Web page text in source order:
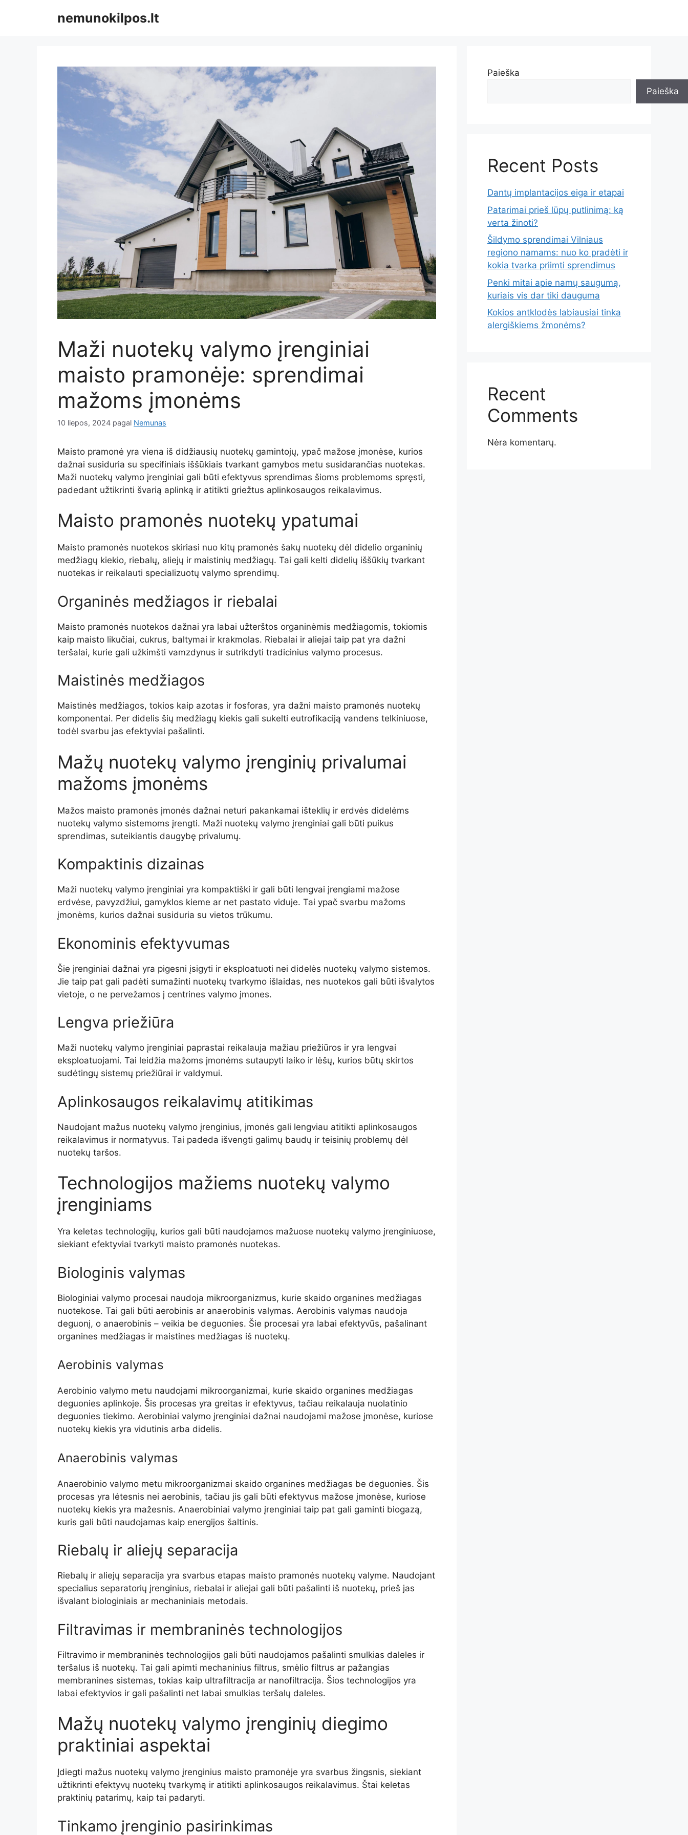
nemunokilpos.lt
Maži nuotekų valymo įrenginiai
maisto pramonėje: sprendimai
mažoms įmonėms
10 liepos, 2024 pagal Nemunas
Maisto pramonė yra viena iš didžiausių nuotekų gamintojų, ypač mažose įmonėse, kurios
dažnai susiduria su specifiniais iššūkiais tvarkant gamybos metu susidarančias nuotekas.
Maži nuotekų valymo įrenginiai gali būti efektyvus sprendimas šioms problemoms spręsti,
padedant užtikrinti švarią aplinką ir atitikti griežtus aplinkosaugos reikalavimus.
Maisto pramonės nuotekų ypatumai
Maisto pramonės nuotekos skiriasi nuo kitų pramonės šakų nuotekų dėl didelio organinių
medžiagų kiekio, riebalų, aliejų ir maistinių medžiagų. Tai gali kelti didelių iššūkių tvarkant
nuotekas ir reikalauti specializuotų valymo sprendimų.
Organinės medžiagos ir riebalai
Maisto pramonės nuotekos dažnai yra labai užterštos organinėmis medžiagomis, tokiomis
kaip maisto likučiai, cukrus, baltymai ir krakmolas. Riebalai ir aliejai taip pat yra dažni
teršalai, kurie gali užkimšti vamzdynus ir sutrikdyti tradicinius valymo procesus.
Maistinės medžiagos
Maistinės medžiagos, tokios kaip azotas ir fosforas, yra dažni maisto pramonės nuotekų
komponentai. Per didelis šių medžiagų kiekis gali sukelti eutrofikaciją vandens telkiniuose,
todėl svarbu jas efektyviai pašalinti.
Mažų nuotekų valymo įrenginių privalumai
mažoms įmonėms
Mažos maisto pramonės įmonės dažnai neturi pakankamai išteklių ir erdvės didelėms
nuotekų valymo sistemoms įrengti. Maži nuotekų valymo įrenginiai gali būti puikus
sprendimas, suteikiantis daugybę privalumų.
Kompaktinis dizainas
Maži nuotekų valymo įrenginiai yra kompaktiški ir gali būti lengvai įrengiami mažose
erdvėse, pavyzdžiui, gamyklos kieme ar net pastato viduje. Tai ypač svarbu mažoms
įmonėms, kurios dažnai susiduria su vietos trūkumu.
Ekonominis efektyvumas
Šie įrenginiai dažnai yra pigesni įsigyti ir eksploatuoti nei didelės nuotekų valymo sistemos.
Jie taip pat gali padėti sumažinti nuotekų tvarkymo išlaidas, nes nuotekos gali būti išvalytos
vietoje, o ne pervežamos į centrines valymo įmones.
Lengva priežiūra
Maži nuotekų valymo įrenginiai paprastai reikalauja mažiau priežiūros ir yra lengvai
eksploatuojami. Tai leidžia mažoms įmonėms sutaupyti laiko ir lėšų, kurios būtų skirtos
sudėtingų sistemų priežiūrai ir valdymui.
Aplinkosaugos reikalavimų atitikimas
Naudojant mažus nuotekų valymo įrenginius, įmonės gali lengviau atitikti aplinkosaugos
reikalavimus ir normatyvus. Tai padeda išvengti galimų baudų ir teisinių problemų dėl
nuotekų taršos.
Technologijos mažiems nuotekų valymo
įrenginiams
Yra keletas technologijų, kurios gali būti naudojamos mažuose nuotekų valymo įrenginiuose,
siekiant efektyviai tvarkyti maisto pramonės nuotekas.
Biologinis valymas
Biologiniai valymo procesai naudoja mikroorganizmus, kurie skaido organines medžiagas
nuotekose. Tai gali būti aerobinis ar anaerobinis valymas. Aerobinis valymas naudoja
deguonį, o anaerobinis – veikia be deguonies. Šie procesai yra labai efektyvūs, pašalinant
organines medžiagas ir maistines medžiagas iš nuotekų.
Aerobinis valymas
Aerobinio valymo metu naudojami mikroorganizmai, kurie skaido organines medžiagas
deguonies aplinkoje. Šis procesas yra greitas ir efektyvus, tačiau reikalauja nuolatinio
deguonies tiekimo. Aerobiniai valymo įrenginiai dažnai naudojami mažose įmonėse, kuriose
nuotekų kiekis yra vidutinis arba didelis.
Anaerobinis valymas
Anaerobinio valymo metu mikroorganizmai skaido organines medžiagas be deguonies. Šis
procesas yra lėtesnis nei aerobinis, tačiau jis gali būti efektyvus mažose įmonėse, kuriose
nuotekų kiekis yra mažesnis. Anaerobiniai valymo įrenginiai taip pat gali gaminti biogazą,
kuris gali būti naudojamas kaip energijos šaltinis.
Riebalų ir aliejų separacija
Riebalų ir aliejų separacija yra svarbus etapas maisto pramonės nuotekų valyme. Naudojant
specialius separatorių įrenginius, riebalai ir aliejai gali būti pašalinti iš nuotekų, prieš jas
išvalant biologiniais ar mechaniniais metodais.
Filtravimas ir membraninės technologijos
Filtravimo ir membraninės technologijos gali būti naudojamos pašalinti smulkias daleles ir
teršalus iš nuotekų. Tai gali apimti mechaninius filtrus, smėlio filtrus ar pažangias
membranines sistemas, tokias kaip ultrafiltracija ar nanofiltracija. Šios technologijos yra
labai efektyvios ir gali pašalinti net labai smulkias teršalų daleles.
Mažų nuotekų valymo įrenginių diegimo
praktiniai aspektai
Įdiegti mažus nuotekų valymo įrenginius maisto pramonėje yra svarbus žingsnis, siekiant
užtikrinti efektyvų nuotekų tvarkymą ir atitikti aplinkosaugos reikalavimus. Štai keletas
praktinių patarimų, kaip tai padaryti.
Tinkamo įrenginio pasirinkimas
Paieška
Paieška
Recent Posts
Dantų implantacijos eiga ir etapai
Patarimai prieš lūpų putlinimą: ką
verta žinoti?
Šildymo sprendimai Vilniaus
regiono namams: nuo ko pradėti ir
kokia tvarka priimti sprendimus
Penki mitai apie namų saugumą,
kuriais vis dar tiki dauguma
Kokios antklodės labiausiai tinka
alergiškiems žmonėms?
Recent
Comments
Nėra komentarų.